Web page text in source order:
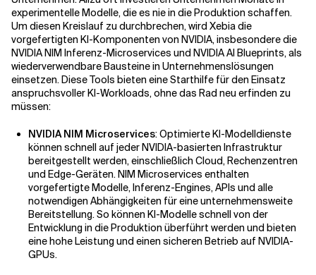
experimentelle Modelle, die es nie in die Produktion schaffen.
Um diesen Kreislauf zu durchbrechen, wird Xebia die
vorgefertigten KI-Komponenten von NVIDIA, insbesondere die
NVIDIA NIM Inferenz-Microservices und NVIDIA AI Blueprints, als
wiederverwendbare Bausteine in Unternehmenslösungen
einsetzen. Diese Tools bieten eine Starthilfe für den Einsatz
anspruchsvoller KI-Workloads, ohne das Rad neu erfinden zu
müssen:
NVIDIA NIM Microservices: Optimierte KI-Modelldienste
können schnell auf jeder NVIDIA-basierten Infrastruktur
bereitgestellt werden, einschließlich Cloud, Rechenzentren
und Edge-Geräten. NIM Microservices enthalten
vorgefertigte Modelle, Inferenz-Engines, APIs und alle
notwendigen Abhängigkeiten für eine unternehmensweite
Bereitstellung. So können KI-Modelle schnell von der
Entwicklung in die Produktion überführt werden und bieten
eine hohe Leistung und einen sicheren Betrieb auf NVIDIA-
GPUs.